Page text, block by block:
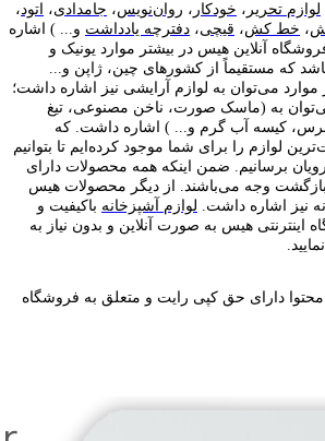
لوازم تحریر ، خودکار ، روان‌نویس، جامدادی، اتود،
، خط کش، قیچی، دفترچه یادداشت و... ) اشاره
آنلاین هیس در بیشتر موارد یونیک و
که مستقیماً از کشور‌های چین، ژاپن و...
موارد می‌توان به لوازم آرایشی نیز اشاره داشت؛
به (ماسک صورت، ناخن مصنوعی، تیغ
برس، کیسه آب گرم و... ) اشاره داشت. که
لوازم را برای شما موجود کرده‌ایم تا بتوانیم
رویان برسانیم. ضمن اینکه همه محصولات دارای
بازگشت وجه می‌باشند. از دیگر محصولات هیس
نیز اشاره داشت. لوازم آشپزخانه باکیفیت و
اینترنتی هیس به صورت آنلاین و بدون نیاز به
دارای حق کپی رایت و متعلق به فروشگاه